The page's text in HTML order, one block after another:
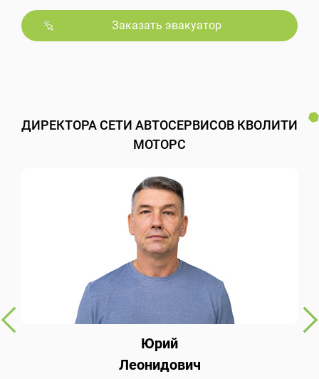
Заказать эвакуатор
ДИРЕКТОРА СЕТИ АВТОСЕРВИСОВ КВОЛИТИ
МОТОРС
Юрий
Леонидович